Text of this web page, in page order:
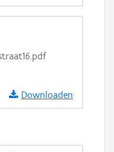
Downloaden